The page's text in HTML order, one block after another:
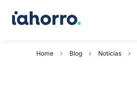
Home Blog Noticias